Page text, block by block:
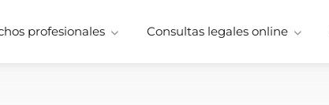
profesionales Consultas legales online